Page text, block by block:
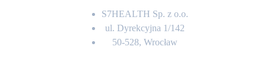
S7HEALTH Sp. z o.o.
ul. Dyrekcyjna 1/142
50-528, Wrocław